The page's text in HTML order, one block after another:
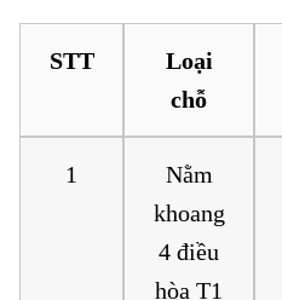
STT
Loại
chỗ
1
Nằm
khoang
4 điều
hòa T1